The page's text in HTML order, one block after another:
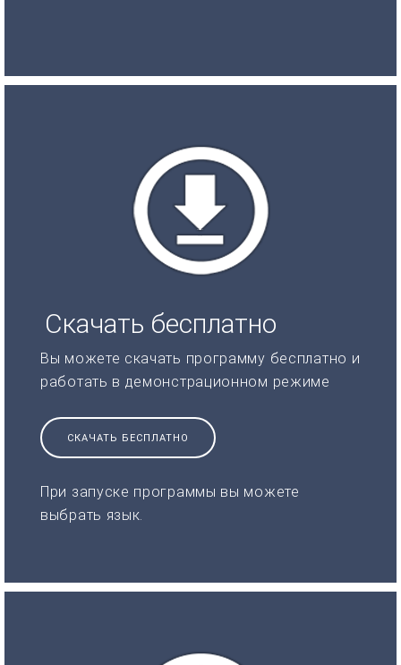
Скачать бесплатно
Вы можете скачать программу бесплатно и
работать в демонстрационном режиме
СКАЧАТЬ БЕСПЛАТНО
При запуске программы вы можете
выбрать язык.